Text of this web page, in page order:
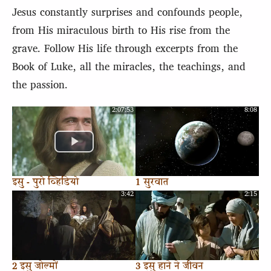
Jesus constantly surprises and confounds people,
from His miraculous birth to His rise from the
grave. Follow His life through excerpts from the
Book of Luke, all the miracles, the teachings, and
the passion.
2:07:53
इसु - पुरो व्हिडियो
8:08
1 सुरवात
3:42
2 इसु जोल्मों
2:15
3 इसु हाने ने जीवन